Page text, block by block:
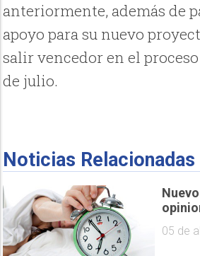
anteriormente, además de
apoyo para su nuevo
salir vencedor en el
de julio.
Noticias Relacionadas
05 de